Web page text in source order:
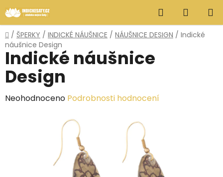
na
obsah
Hledat
KOŠÍK
Domů
/ ŠPERKY / INDICKÉ NÁUŠNICE / NÁUŠNICE DESIGN / Indické
náušnice Design
Indické náušnice
Design
Průměrné
Neohodnoceno Podrobnosti hodnocení